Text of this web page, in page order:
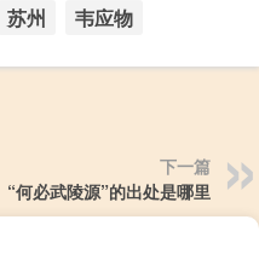
苏州 韦应物
下一篇
“何必武陵源”的出处是哪里